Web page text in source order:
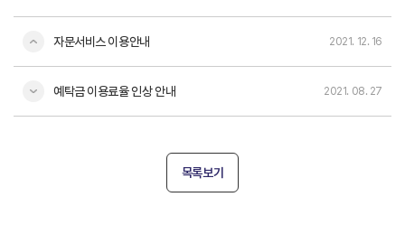
자문서비스 이용안내 2021. 12. 16
예탁금 이용료율 인상 안내 2021. 08. 27
목록보기